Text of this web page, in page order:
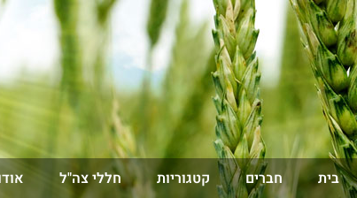
בית חברים קטגוריות חללי צה"ל